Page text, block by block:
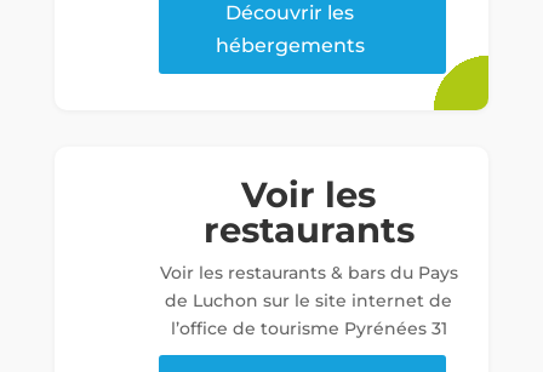
Découvrir les
hébergements
Voir les
restaurants
Voir les restaurants & bars du Pays
de Luchon sur le site internet de
l’office de tourisme Pyrénées 31